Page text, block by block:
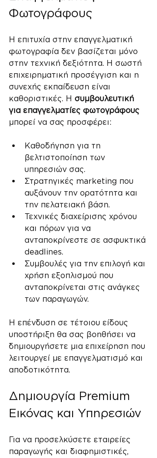
Φωτογράφους
Η επιτυχία στην επαγγελματική
φωτογραφία δεν βασίζεται μόνο
στην τεχνική δεξιότητα. Η σωστή
επιχειρηματική προσέγγιση και η
συνεχής εκπαίδευση είναι
καθοριστικές. Η συμβουλευτική
για επαγγελματίες φωτογράφους
μπορεί να σας προσφέρει:
Καθοδήγηση για τη
βελτιστοποίηση των
υπηρεσιών σας.
Στρατηγικές marketing που
αυξάνουν την ορατότητα και
την πελατειακή βάση.
Τεχνικές διαχείρισης χρόνου
και πόρων για να
ανταποκρίνεστε σε ασφυκτικά
deadlines.
Συμβουλές για την επιλογή και
χρήση εξοπλισμού που
ανταποκρίνεται στις ανάγκες
των παραγωγών.
Η επένδυση σε τέτοιου είδους
υποστήριξη θα σας βοηθήσει να
δημιουργήσετε μια επιχείρηση που
λειτουργεί με επαγγελματισμό και
αποδοτικότητα.
Δημιουργία Premium
Εικόνας και Υπηρεσιών
Για να προσελκύσετε εταιρείες
παραγωγής και διαφημιστικές,